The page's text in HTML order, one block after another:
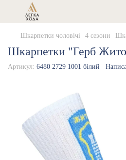
Шкарпетки чоловічі 4 сезони
Шкарпетки "Герб
Артикул: 6480 2729 1001 білий